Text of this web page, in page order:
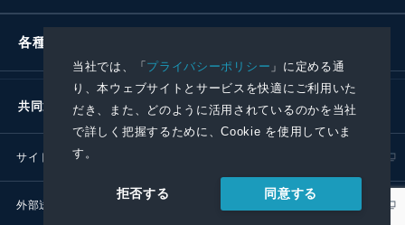
当社では、「プライバシーポリシー 」に定める通
り、本ウェブサイトとサービスを快適にご利用いた
だき、また、どのように活用されているのかを当社
で詳しく把握するために、Cookie を使用していま
す。
拒否する 同意する
各種お問い合わせ
共同通信社グループ
サイトポリシー
外部送信ポリシー